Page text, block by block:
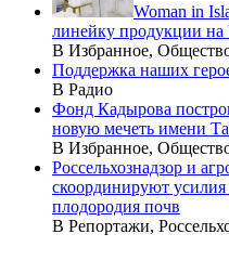
Woman in
линейку продукции
В Избранное,
Поддержка наших
В Радио
Фонд Кадырова
новую мечеть имени
В Избранное,
Россельхознадзор и
скоординируют
плодородия почв
В Репортажи,